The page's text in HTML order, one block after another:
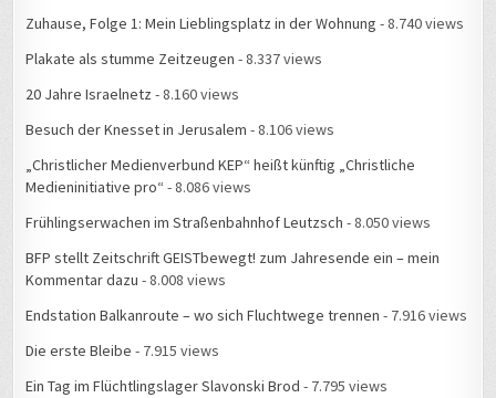
Zuhause, Folge 1: Mein Lieblingsplatz in der Wohnung - 8.740 views
Plakate als stumme Zeitzeugen - 8.337 views
20 Jahre Israelnetz - 8.160 views
Besuch der Knesset in Jerusalem - 8.106 views
„Christlicher Medienverbund KEP“ heißt künftig „Christliche
Medieninitiative pro“ - 8.086 views
Frühlingserwachen im Straßenbahnhof Leutzsch - 8.050 views
BFP stellt Zeitschrift GEISTbewegt! zum Jahresende ein – mein
Kommentar dazu - 8.008 views
Endstation Balkanroute – wo sich Fluchtwege trennen - 7.916 views
Die erste Bleibe - 7.915 views
Ein Tag im Flüchtlingslager Slavonski Brod - 7.795 views